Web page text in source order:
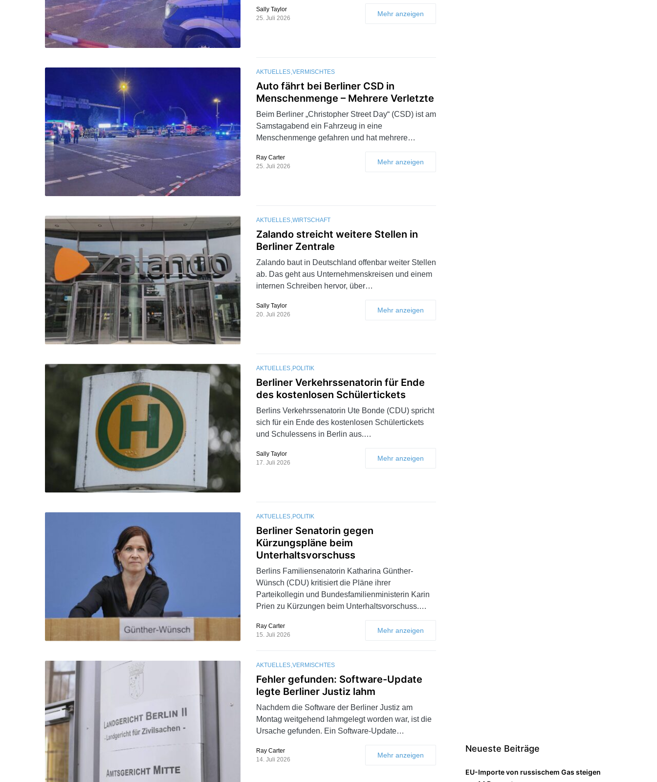
Sally Taylor
25. Juli 2026
Mehr anzeigen
AKTUELLES VERMISCHTES
Auto fährt bei Berliner CSD in
Menschenmenge – Mehrere Verletzte
Beim Berliner „Christopher Street Day“ (CSD) ist am
Samstagabend ein Fahrzeug in eine
Menschenmenge gefahren und hat mehrere…
Ray Carter
25. Juli 2026
Mehr anzeigen
AKTUELLES WIRTSCHAFT
Zalando streicht weitere Stellen in
Berliner Zentrale
Zalando baut in Deutschland offenbar weiter Stellen
ab. Das geht aus Unternehmenskreisen und einem
internen Schreiben hervor, über…
Sally Taylor
20. Juli 2026
Mehr anzeigen
AKTUELLES POLITIK
Berliner Verkehrssenatorin für Ende
des kostenlosen Schülertickets
Berlins Verkehrssenatorin Ute Bonde (CDU) spricht
sich für ein Ende des kostenlosen Schülertickets
und Schulessens in Berlin aus.…
Sally Taylor
17. Juli 2026
Mehr anzeigen
AKTUELLES POLITIK
Berliner Senatorin gegen
Kürzungspläne beim
Unterhaltsvorschuss
Berlins Familiensenatorin Katharina Günther-
Wünsch (CDU) kritisiert die Pläne ihrer
Parteikollegin und Bundesfamilienministerin Karin
Prien zu Kürzungen beim Unterhaltsvorschuss.…
Ray Carter
15. Juli 2026
Mehr anzeigen
AKTUELLES VERMISCHTES
Fehler gefunden: Software-Update
legte Berliner Justiz lahm
Nachdem die Software der Berliner Justiz am
Montag weitgehend lahmgelegt worden war, ist die
Ursache gefunden. Ein Software-Update…
Ray Carter
14. Juli 2026
Mehr anzeigen
Neueste Beiträge
EU-Importe von russischem Gas steigen